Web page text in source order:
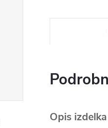
Opis izdelka